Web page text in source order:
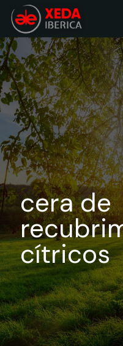
cera de
cítricos